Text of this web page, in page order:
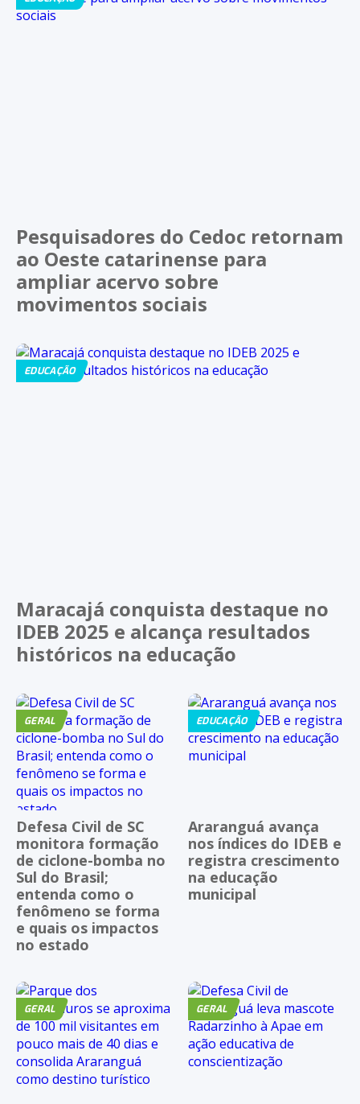
Pesquisadores do Cedoc retornam
ao Oeste catarinense para
ampliar acervo sobre
movimentos sociais
EDUCAÇÃO
Maracajá conquista destaque no
IDEB 2025 e alcança resultados
históricos na educação
GERAL
Defesa Civil de SC
monitora formação
de ciclone-bomba no
Sul do Brasil;
entenda como o
fenômeno se forma
e quais os impactos
no estado
EDUCAÇÃO
Araranguá avança
nos índices do IDEB e
registra crescimento
na educação
municipal
GERAL GERAL